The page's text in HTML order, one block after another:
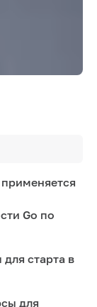
Go по
старта в
для